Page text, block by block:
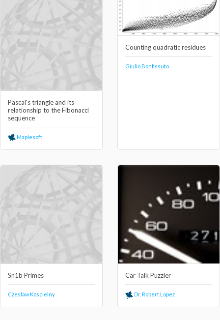
Pascal's triangle and its
relationship to the Fibonacci
sequence
Maplesoft
Counting quadratic residues
Giulio Bonfissuto
Sn1b Primes
Czeslaw Koscielny
Car Talk Puzzler
Dr. Robert Lopez